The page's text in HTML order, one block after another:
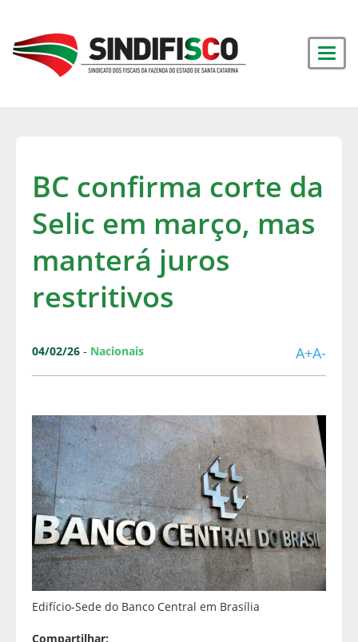
BC confirma corte da
Selic em março, mas
manterá juros
restritivos
04/02/26 - Nacionais A+A-
Edifício-Sede do Banco Central em Brasília
Compartilhar: